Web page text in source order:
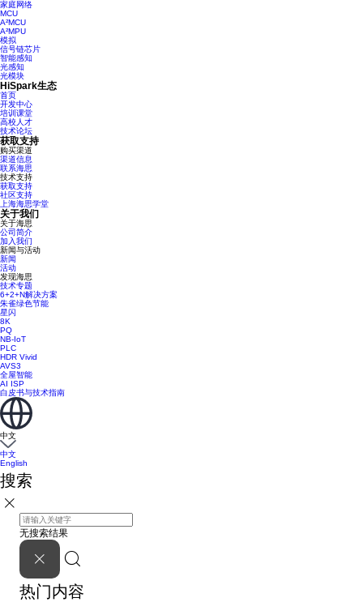
家庭网络
MCU
A²MCU
A²MPU
模拟
信号链芯片
智能感知
光感知
光模块
HiSpark生态
首页
开发中心
培训课堂
高校人才
技术论坛
获取支持
购买渠道
渠道信息
联系海思
技术支持
获取支持
社区支持
上海海思学堂
关于我们
关于海思
公司简介
加入我们
新闻与活动
新闻
活动
发现海思
技术专题
6+2+N解决方案
朱雀绿色节能
星闪
8K
PQ
NB-IoT
PLC
HDR Vivid
AVS3
全屋智能
AI ISP
白皮书与技术指南
中文
中文
English
搜索
无搜索结果
热门内容